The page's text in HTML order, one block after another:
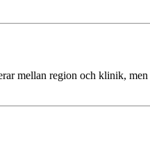
mellan region och klinik,